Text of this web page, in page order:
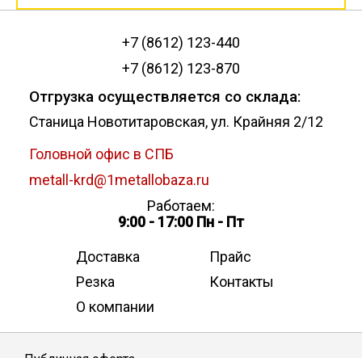
+7 (8612) 123-440
+7 (8612) 123-870
Отгрузка осуществляется со склада:
Станица Новотитаровская, ул. Крайняя 2/12
Головной офис в СПБ
metall-krd@1metallobaza.ru
Работаем:
9:00 - 17:00 Пн - Пт
Доставка
Прайс
Резка
Контакты
О компании